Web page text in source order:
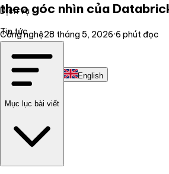
Dịch vụ
Tin tức
Liên hệ
Tiếng Việt English
theo góc nhìn của
Công nghệ28 tháng 5, 2026·6 phút đọc
Mục lục bài viết